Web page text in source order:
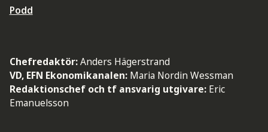
Podd
Chefredaktör:Anders Hägerstrand
VD, EFN Ekonomikanalen: Maria Nordin Wessman
Redaktionschef och tf ansvarig utgivare: Eric
Emanuelsson